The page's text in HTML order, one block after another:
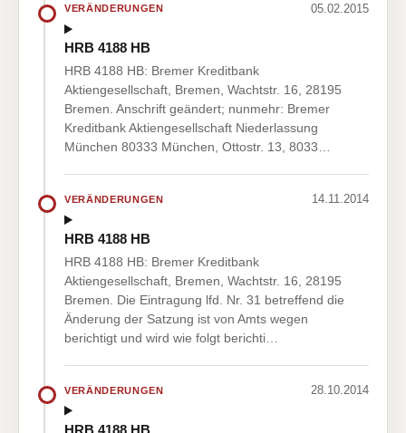
VERÄNDERUNGEN 05.02.2015
HRB 4188 HB
HRB 4188 HB: Bremer Kreditbank
Aktiengesellschaft, Bremen, Wachtstr. 16, 28195
Bremen. Anschrift geändert; nunmehr: Bremer
Kreditbank Aktiengesellschaft Niederlassung
München 80333 München, Ottostr. 13, 8033…
VERÄNDERUNGEN 14.11.2014
HRB 4188 HB
HRB 4188 HB: Bremer Kreditbank
Aktiengesellschaft, Bremen, Wachtstr. 16, 28195
Bremen. Die Eintragung lfd. Nr. 31 betreffend die
Änderung der Satzung ist von Amts wegen
berichtigt und wird wie folgt berichti…
VERÄNDERUNGEN 28.10.2014
HRB 4188 HB